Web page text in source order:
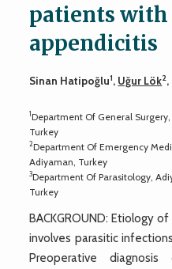
patients with
appendicitis
Sinan Hatipoğlu1, Uğur Lök2,
1Department Of General
Turkey
2Department Of Emergency
Adiyaman, Turkey
3Department Of Parasitology,
Turkey
BACKGROUND: Etiology
involves parasitic
Preoperative